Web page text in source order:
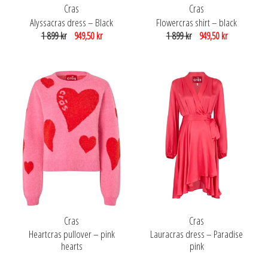
Cras
Alyssacras dress – Black
1 899 kr 949,50 kr
Cras
Flowercras shirt – black
1 899 kr 949,50 kr
Cras
Heartcras pullover – pink
hearts
Cras
Lauracras dress – Paradise
pink